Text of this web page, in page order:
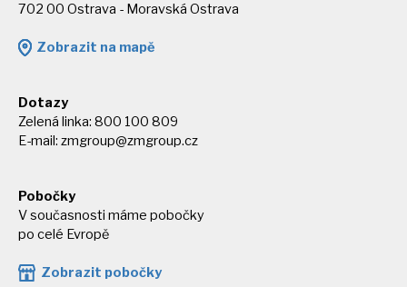
702 00 Ostrava - Moravská Ostrava
Zobrazit na mapě
Dotazy
Zelená linka: 800 100 809
E-mail: zmgroup@zmgroup.cz
Pobočky
V současnosti máme pobočky
po celé Evropě
Zobrazit pobočky